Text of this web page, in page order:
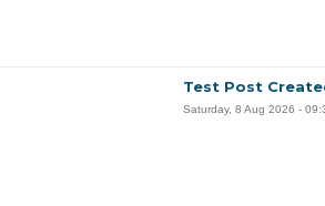
Test Post
Saturday, 8 Aug 2026 -